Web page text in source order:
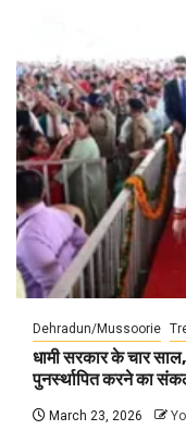
Dehradun/Mussoorie
धामी सरकार के चार
पुनर्स्थापित करने का
March 23, 2026